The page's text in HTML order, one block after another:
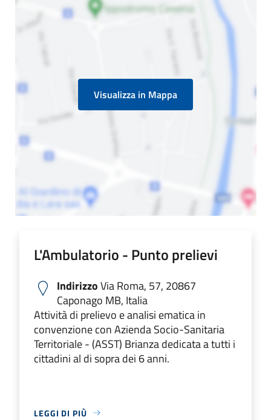
Visualizza in Mappa
L'Ambulatorio - Punto prelievi
IndirizzoVia Roma, 57, 20867
Caponago MB, Italia
Attività di prelievo e analisi ematica in
convenzione con Azienda Socio-Sanitaria
Territoriale - (ASST) Brianza dedicata a tutti i
cittadini al di sopra dei 6 anni.
LEGGI DI PIÙ